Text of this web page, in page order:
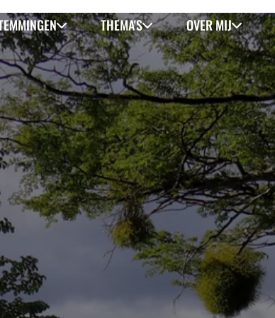
THEMA'S OVER MIJ